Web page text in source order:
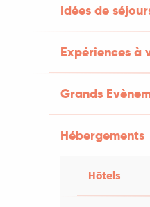
Idées de
Expériences à
Grands
Hébergements
Hôtels
OFFICE DE
mensuelle